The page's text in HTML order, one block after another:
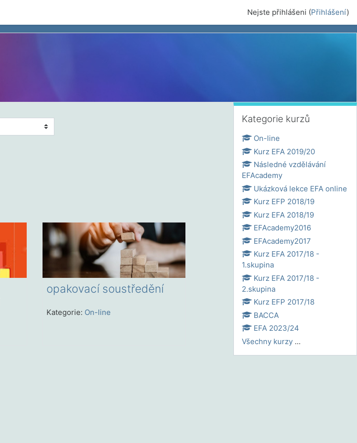
Nejste přihlášeni (Přihlášení)
opakovací soustředění
Kategorie: On-line
Přeskočit: Kategorie kurzů
Kategorie kurzů
On-line
Kurz EFA 2019/20
Následné vzdělávání
EFAcademy
Ukázková lekce EFA online
Kurz EFP 2018/19
Kurz EFA 2018/19
EFAcademy2016
EFAcademy2017
Kurz EFA 2017/18 -
1.skupina
Kurz EFA 2017/18 -
2.skupina
Kurz EFP 2017/18
BACCA
EFA 2023/24
Všechny kurzy ...